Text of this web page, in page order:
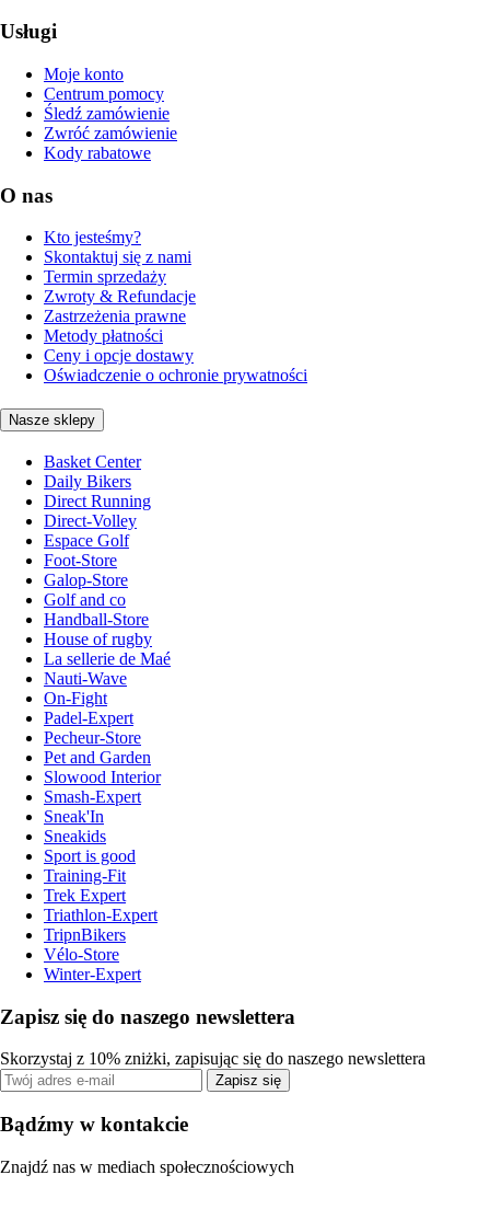
Usługi
Moje konto
Centrum pomocy
Śledź zamówienie
Zwróć zamówienie
Kody rabatowe
O nas
Kto jesteśmy?
Skontaktuj się z nami
Termin sprzedaży
Zwroty & Refundacje
Zastrzeżenia prawne
Metody płatności
Ceny i opcje dostawy
Oświadczenie o ochronie prywatności
Nasze sklepy
Basket Center
Daily Bikers
Direct Running
Direct-Volley
Espace Golf
Foot-Store
Galop-Store
Golf and co
Handball-Store
House of rugby
La sellerie de Maé
Nauti-Wave
On-Fight
Padel-Expert
Pecheur-Store
Pet and Garden
Slowood Interior
Smash-Expert
Sneak'In
Sneakids
Sport is good
Training-Fit
Trek Expert
Triathlon-Expert
TripnBikers
Vélo-Store
Winter-Expert
Zapisz się do naszego newslettera
Skorzystaj z 10% zniżki, zapisując się do naszego newslettera
Zapisz się
Bądźmy w kontakcie
Znajdź nas w mediach społecznościowych